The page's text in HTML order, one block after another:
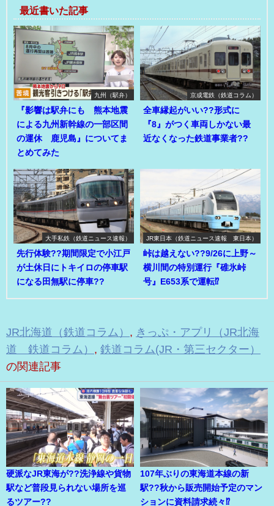
最近書いた記事
九州（駅弁）
『影響は駅弁にも 熊本地震
による九州新幹線の一部区間
の運休 鹿児島』についてま
とめてみた
京成電鉄（鉄道コラム）
全車縁起がいい??形式に
『8』がつく車両しかない最
近なくなった鉄道事業者??
大手私鉄（鉄道ニュース速報）
先行体験??期間限定で小江戸
が土休日にトキイロの停車駅
になる田無駅に停車??
JR東日本（鉄道ニュース速報 東日本）
峠は越えない??9/26に上野～
横川間の特別運行『碓氷峠
号』E653系で運転⁉
JR北海道（鉄道コラム） , きっぷ・アプリ（JR北海
道 鉄道コラム） , 鉄道コラム(JR・第三セクター）
の関連記事
硬派なJR東海が??洗浄線や貨物
駅など普段見られない場所を巡
るツアー??
107年ぶりの東海道本線の新
駅??秋から販売開始予定のマン
ションに資料請求続々⁉